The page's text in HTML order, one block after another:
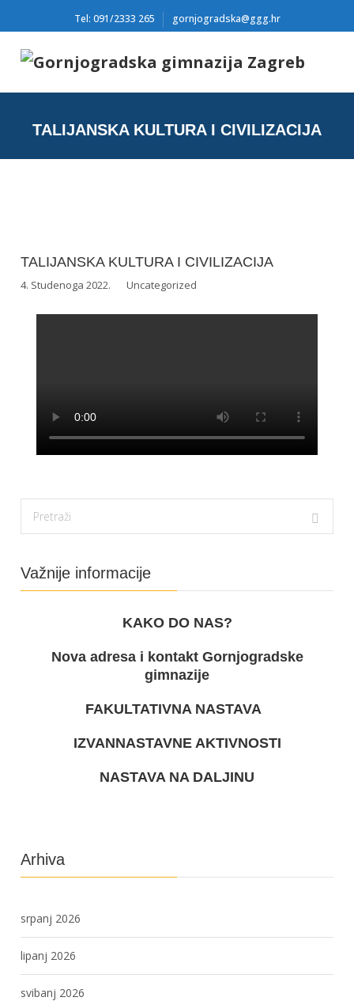
Tel: 091/2333 265 gornjogradska@ggg.hr
TALIJANSKA KULTURA I CIVILIZACIJA
TALIJANSKA KULTURA I CIVILIZACIJA
4. Studenoga 2022. Uncategorized
Važnije informacije
KAKO DO NAS?
Nova adresa i kontakt Gornjogradske
gimnazije
FAKULTATIVNA NASTAVA
IZVANNASTAVNE AKTIVNOSTI
NASTAVA NA DALJINU
Arhiva
srpanj 2026
lipanj 2026
svibanj 2026